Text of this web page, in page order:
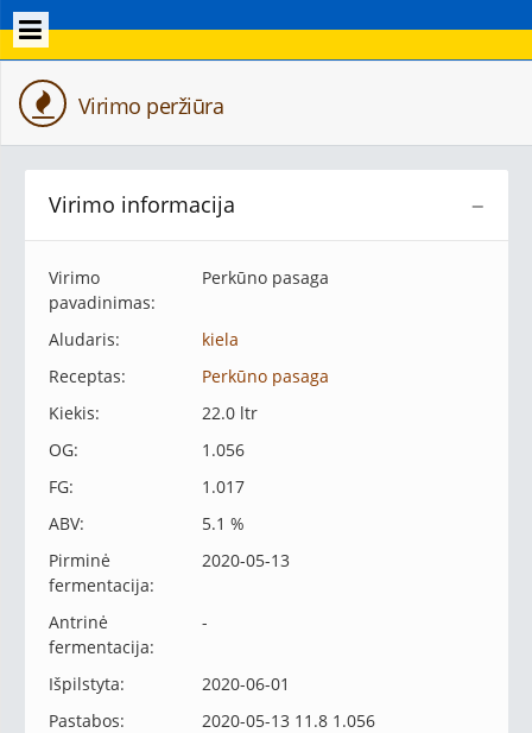
Virimo peržiūra
−
Virimo informacija
Virimo
pavadinimas:
Perkūno pasaga
Aludaris:
kiela
Receptas:
Perkūno pasaga
Kiekis:
22.0 ltr
OG:
1.056
FG:
1.017
ABV:
5.1 %
Pirminė
fermentacija:
2020-05-13
Antrinė
fermentacija:
-
Išpilstyta:
2020-06-01
Pastabos:
2020-05-13 11.8 1.056